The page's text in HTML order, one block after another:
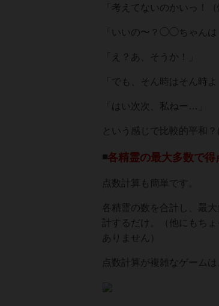
「考えてないのかいっ！（
「いいの〜？◯◯ちゃんは
「え？あ、そうか！」
「でも、そん時はそん時よ
「はい次次、私ねー…」
という感じで比較的平和？
◾️各精霊の最大多数で得
点数計算も簡単です。
各精霊の数を合計し、最
計するだけ。（他にもち
ありません）
点数計算が複雑なゲーム